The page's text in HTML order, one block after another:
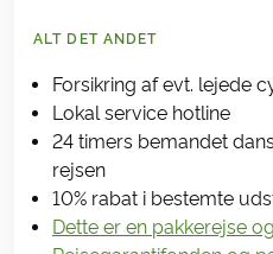
ALT DET ANDET
Forsikring af evt. lejede
Lokal service hotline
24 timers bemandet
rejsen
10% rabat i bestemte
Dette er en pakkerejse